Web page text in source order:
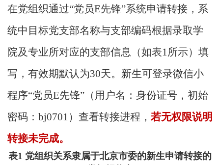
在党组织通过“党员E先锋”系统申请转接，系
统中目标党支部名称与支部编码根据录取学
院及专业所对应的支部信息（如表1所示）填
写，有效期默认为30天。新生可登录微信小
程序“党员E先锋”（用户名：身份证号，初始
密码： bj0701）查看转接进程， 若无权限说明
转接未完成。
表1 党组织关系隶属于北京市委的新生申请转接的